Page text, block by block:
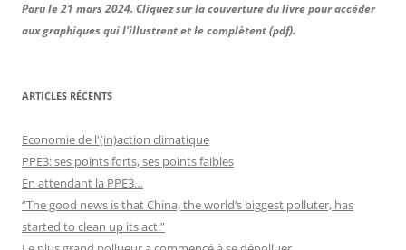
Paru le 21 mars 2024. Cliquez sur la couverture du livre pour accéder
aux graphiques qui l'illustrent et le complètent (pdf).
ARTICLES RÉCENTS
Economie de l'(in)action climatique
PPE3: ses points forts, ses points faibles
En attendant la PPE3…
“The good news is that China, the world’s biggest polluter, has
started to clean up its act.”